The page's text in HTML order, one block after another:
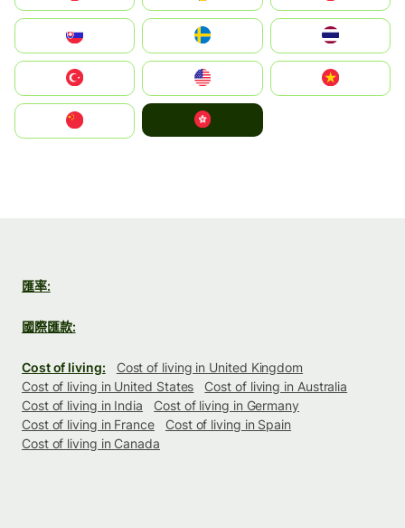
United States
中國香港特別行政區
匯率:
國際匯款:
Cost of living:
Cost of living in United Kingdom
Cost of living in United States
Cost of living in Australia
Cost of living in India
Cost of living in Germany
Cost of living in France
Cost of living in Spain
Cost of living in Canada